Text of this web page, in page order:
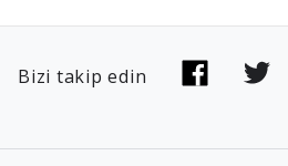
Bizi takip edin